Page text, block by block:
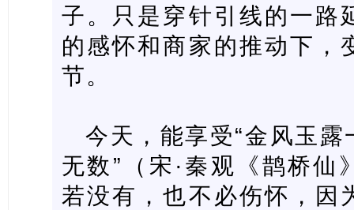
子。只是穿针引线的一路
的感怀和商家的推动下，
节。
今天，能享受“金风玉
无数”（宋·秦观《鹊桥仙
若没有，也不必伤怀，因